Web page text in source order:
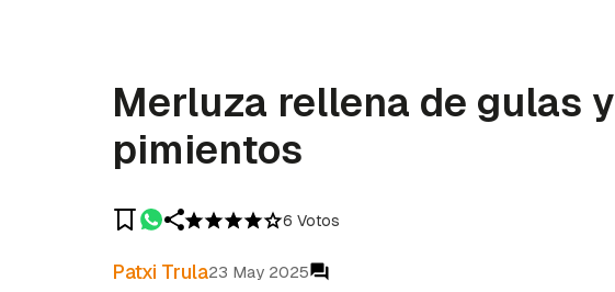
Merluza rellena de gulas y
pimientos
6 Votos
Patxi Trula23 May 2025